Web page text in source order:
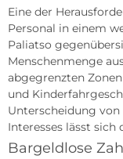
Eine der
Personal in einem
Paliatso
Menschenmenge
abgegrenzten
und
Unterscheidung
Interesses lässt
Bargeldlose